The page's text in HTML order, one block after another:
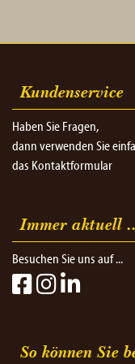
Kundenservice
Haben Sie Fragen,
dann verwenden Sie
das Kontaktformular
Immer aktuell
Besuchen Sie uns auf ...
So können Sie